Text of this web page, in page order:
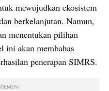
mewujudkan ekosistem
berkelanjutan. Namun,
menentukan pilihan
ini akan membahas
penerapan SIMRS.